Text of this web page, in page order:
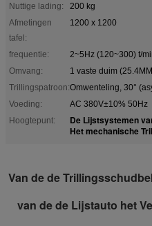
Nuttige lading:
200 kg
Afmetingen
tafel:
1200 x 1200
frequentie:
2~5Hz (120~300) t/
Omvang:
1 vaste duim
Trillingspatroon:Omwenteling, 30°
Voeding:
AC 380V±10% 50Hz
Hoogtepunt:
De Lijstsystemen
Het mechanische
Van de de
van de de Lijstauto het